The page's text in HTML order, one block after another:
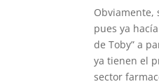
Obviamente,
pues ya
de Toby” a
ya tienen el
sector